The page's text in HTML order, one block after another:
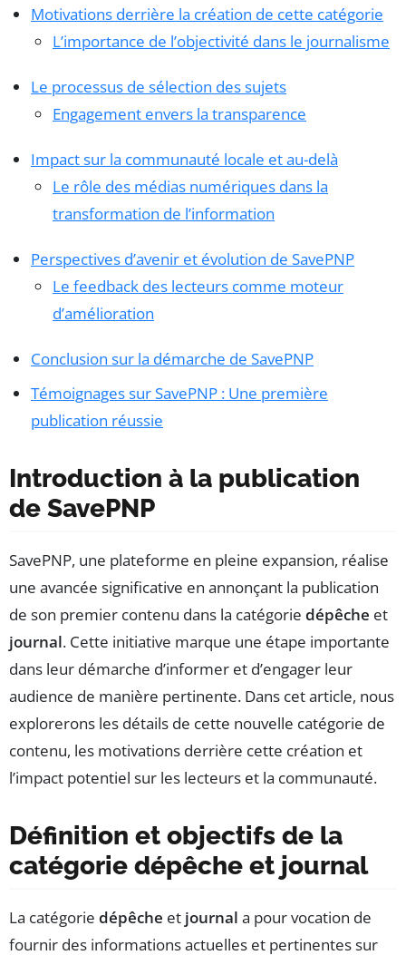
Motivations derrière la création de cette catégorie
L’importance de l’objectivité dans le journalisme
Le processus de sélection des sujets
Engagement envers la transparence
Impact sur la communauté locale et au-delà
Le rôle des médias numériques dans la
transformation de l’information
Perspectives d’avenir et évolution de SavePNP
Le feedback des lecteurs comme moteur
d’amélioration
Conclusion sur la démarche de SavePNP
Témoignages sur SavePNP : Une première
publication réussie
Introduction à la publication
de SavePNP
SavePNP, une plateforme en pleine expansion, réalise
une avancée significative en annonçant la publication
de son premier contenu dans la catégorie dépêche et
journal. Cette initiative marque une étape importante
dans leur démarche d’informer et d’engager leur
audience de manière pertinente. Dans cet article, nous
explorerons les détails de cette nouvelle catégorie de
contenu, les motivations derrière cette création et
l’impact potentiel sur les lecteurs et la communauté.
Définition et objectifs de la
catégorie dépêche et journal
La catégorie dépêche et journal a pour vocation de
fournir des informations actuelles et pertinentes sur